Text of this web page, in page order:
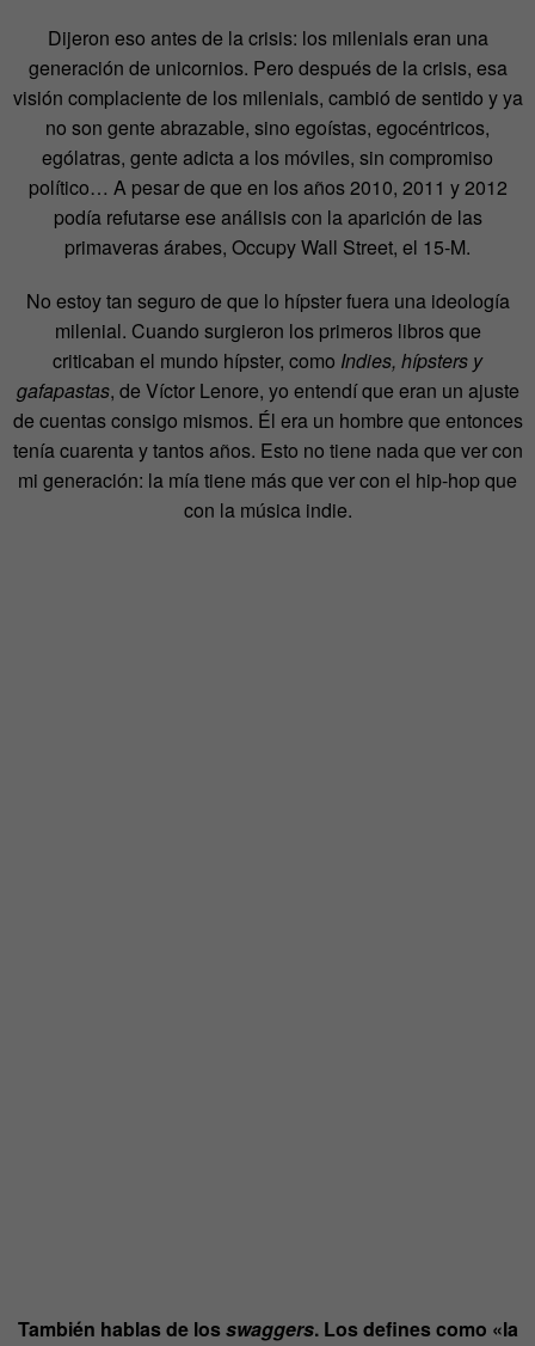
Dijeron eso antes de la crisis: los milenials eran una
generación de unicornios. Pero después de la crisis, esa
visión complaciente de los milenials, cambió de sentido y ya
no son gente abrazable, sino egoístas, egocéntricos,
ególatras, gente adicta a los móviles, sin compromiso
político… A pesar de que en los años 2010, 2011 y 2012
podía refutarse ese análisis con la aparición de las
primaveras árabes, Occupy Wall Street, el 15-M.
No estoy tan seguro de que lo hípster fuera una ideología
milenial. Cuando surgieron los primeros libros que
criticaban el mundo hípster, como Indies, hípsters y
gafapastas, de Víctor Lenore, yo entendí que eran un ajuste
de cuentas consigo mismos. Él era un hombre que entonces
tenía cuarenta y tantos años. Esto no tiene nada que ver con
mi generación: la mía tiene más que ver con el hip-hop que
con la música indie.
También hablas de losswaggers. Los defines como «la